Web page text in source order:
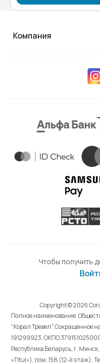
Компания
Чтобы получить
Copyright © 2026
Полное наименование:
"Корал Тревел". Сокращенное
191299923, ОКПО
Республика Беларусь, г.
«Titul»), пом. 158 (12-й этаж).